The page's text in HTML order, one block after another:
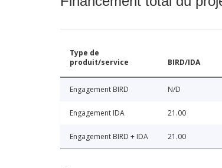
Type de
produit/service
BIRD/IDA
Engagement BIRD N/D
Engagement IDA 21.00
Engagement BIRD + IDA 21.00